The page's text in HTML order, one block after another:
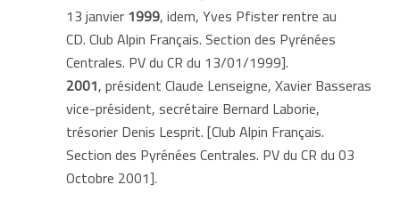
13 janvier1999, idem, Yves Pfister rentre au
CD. Club Alpin Français. Section des Pyrénées
Centrales. PV du CR du 13/01/1999].
2001, président Claude Lenseigne, Xavier Basseras
vice-président, secrétaire Bernard Laborie,
trésorier Denis Lesprit. [Club Alpin Français.
Section des Pyrénées Centrales. PV du CR du 03
Octobre 2001].